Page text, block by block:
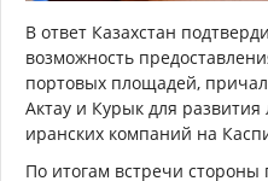
В ответ Казахстан
возможность
портовых площадей,
Актау и Курык для развития
иранских компаний на
По итогам встречи